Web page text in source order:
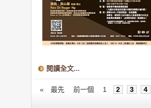
閱讀全文...
« 最先 前一個 1 2 3 4